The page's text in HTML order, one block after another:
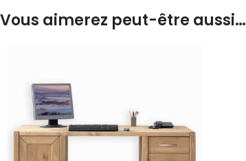
Vous aimerez peut-être aussi…